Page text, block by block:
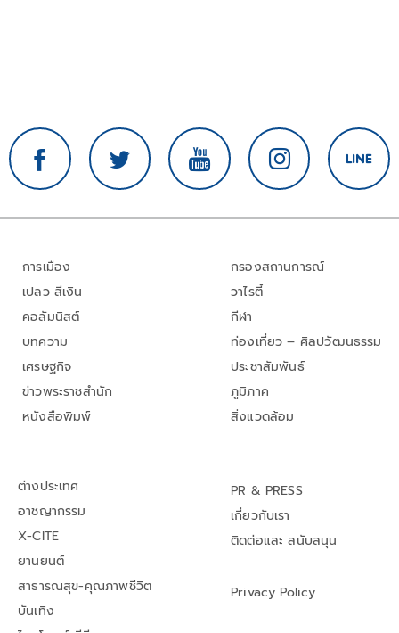
การเมือง
เปลว สีเงิน
คอลัมนิสต์
บทความ
เศรษฐกิจ
ข่าวพระราชสำนัก
หนังสือพิมพ์
กรองสถานการณ์
วาไรตี้
กีฬา
ท่องเที่ยว – ศิลปวัฒนธรรม
ประชาสัมพันธ์
ภูมิภาค
สิ่งแวดล้อม
ต่างประเทศ
อาชญากรรม
X-CITE
ยานยนต์
สาธารณสุข-คุณภาพชีวิต
บันเทิง
PR & PRESS
เกี่ยวกับเรา
ติดต่อและ สนับสนุน
Privacy Policy